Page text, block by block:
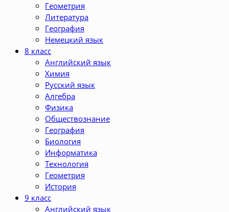
Геометрия
Литература
География
Немецкий язык
8 класс
Английский язык
Химия
Русский язык
Алгебра
Физика
Обществознание
География
Биология
Информатика
Технология
Геометрия
История
9 класс
Английский язык